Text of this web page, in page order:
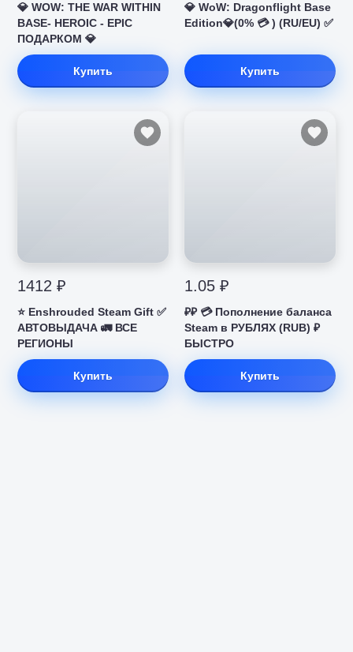
💎 WOW: THE WAR WITHIN
BASE- HEROIC - EPIC
ПОДАРКОМ 💎
Купить
💎 WoW: Dragonflight Base
Edition💎(0% 💳 ) (RU/EU) ✅
Купить
1412 ₽
⭐️ Enshrouded Steam Gift ✅
АВТОВЫДАЧА 🚛 ВСЕ
РЕГИОНЫ
Купить
1.05 ₽
₽₽ 💳 Пополнение баланса
Steam в РУБЛЯХ (RUB) ₽
БЫСТРО
Купить